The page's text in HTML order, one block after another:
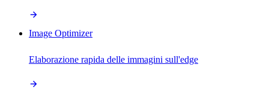
Image Optimizer
Elaborazione rapida delle immagini sull'edge